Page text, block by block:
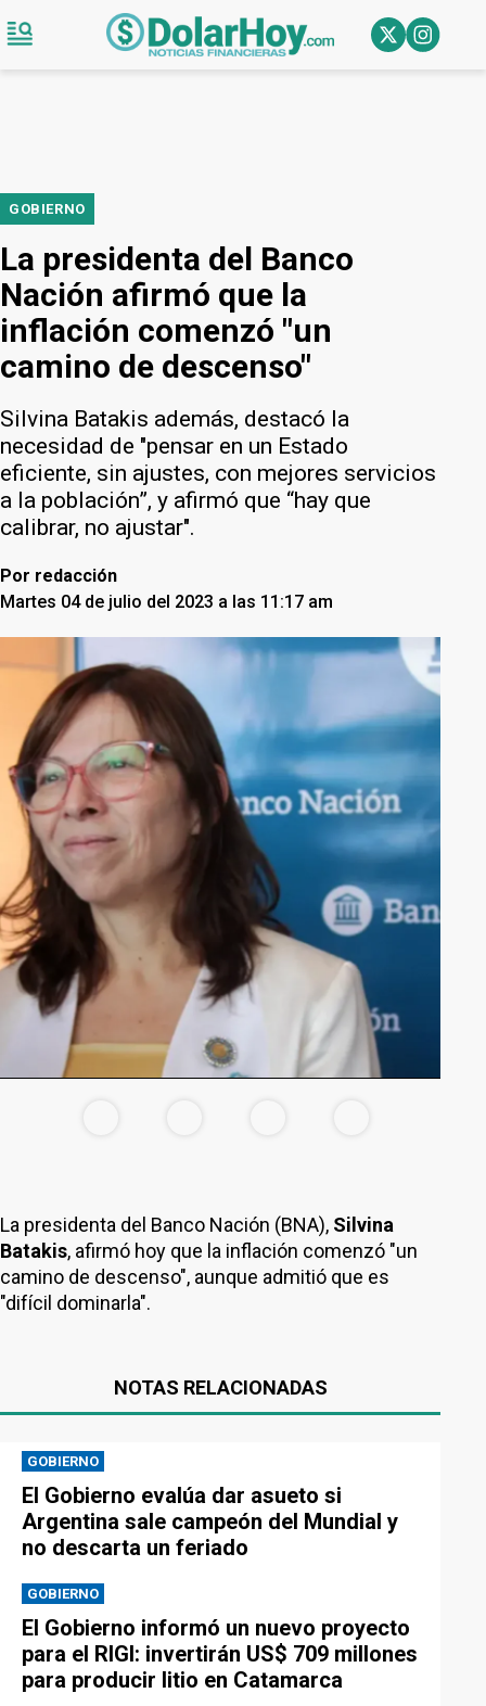
GOBIERNO
La presidenta del Banco
Nación afirmó que la
inflación comenzó "un
camino de descenso"
Silvina Batakis además, destacó la
necesidad de "pensar en un Estado
eficiente, sin ajustes, con mejores servicios
a la población”, y afirmó que “hay que
calibrar, no ajustar".
Por redacción
Martes 04 de julio del 2023 a las 11:17 am
La presidenta del Banco Nación (BNA), Silvina
Batakis, afirmó hoy que la inflación comenzó "un
camino de descenso", aunque admitió que es
"difícil dominarla".
NOTAS RELACIONADAS
GOBIERNO
El Gobierno evalúa dar asueto si
Argentina sale campeón del Mundial y
no descarta un feriado
GOBIERNO
El Gobierno informó un nuevo proyecto
para el RIGI: invertirán US$ 709 millones
para producir litio en Catamarca